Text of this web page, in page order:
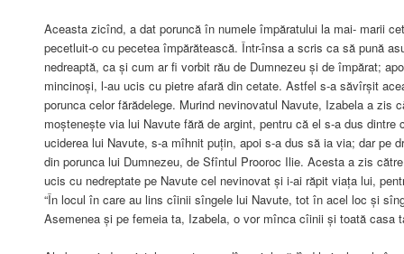
Aceasta zicînd, a dat poruncă în numele împăratului la mai- marii
pecetluit-o cu pecetea împărătească. Într-însa a scris ca să pună
nedreaptă, ca și cum ar fi vorbit rău de Dumnezeu și de împărat;
mincinoși, l-au ucis cu pietre afară din cetate. Astfel s-a săvîrșit
porunca celor fărădelege. Murind nevinovatul Navute, Izabela a zis
moștenește via lui Navute fără de argint, pentru că el s-a dus dintre
uciderea lui Navute, s-a mîhnit puțin, apoi s-a dus să ia via; dar pe
din porunca lui Dumnezeu, de Sfîntul Prooroc Ilie. Acesta a zis
ucis cu nedreptate pe Navute cel nevinovat și i-ai răpit viața lui,
“În locul în care au lins cîinii sîngele lui Navute, tot în acel loc și
Asemenea și pe femeia ta, Izabela, o vor mînca cîinii și toată casa